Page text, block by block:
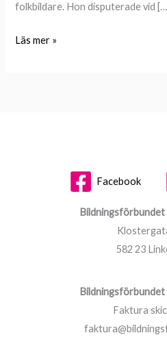
folkbildare. Hon disputerade vid
Läs mer »
Facebook
582 23
Faktura